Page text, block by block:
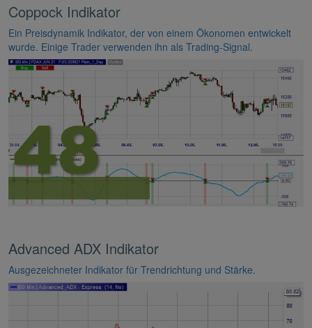
Coppock Indikator
Ein Preisdynamik Indikator, der von einem Ökonomen entwickelt
wurde. Einige Trader verwenden ihn als Trading-Signal.
Advanced ADX Indikator
Ausgezeichneter Indikator für Trendrichtung und Stärke.